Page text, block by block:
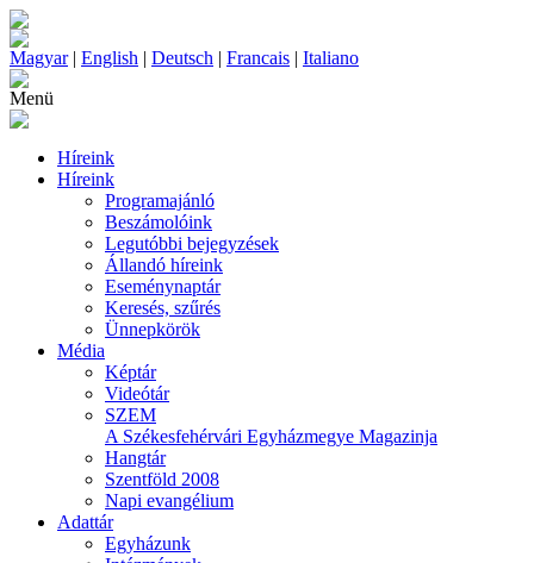
Magyar| English | Deutsch | Francais | Italiano
Menü
Híreink
Híreink
Programajánló
Beszámolóink
Legutóbbi bejegyzések
Állandó híreink
Eseménynaptár
Keresés, szűrés
Ünnepkörök
Média
Képtár
Videótár
SZEM
A Székesfehérvári Egyházmegye Magazinja
Hangtár
Szentföld 2008
Napi evangélium
Adattár
Egyházunk